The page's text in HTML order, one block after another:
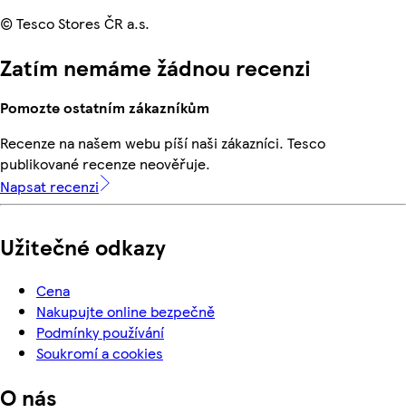
© Tesco Stores ČR a.s.
Zatím nemáme žádnou recenzi
Pomozte ostatním zákazníkům
Recenze na našem webu píší naši zákazníci. Tesco
publikované recenze neověřuje.
Napsat recenzi
Užitečné odkazy
Cena
Nakupujte online bezpečně
Podmínky používání
Soukromí a cookies
O nás